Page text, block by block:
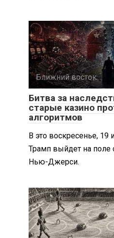
Ближний восток
Битва за
старые казино
алгоритмов
В это воскресенье,
Трамп выйдет на поле
Нью-Джерси.